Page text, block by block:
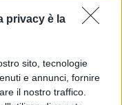
privacy è la
sito, tecnologie
e annunci, fornire
il nostro traffico.
dice lei stessa
nella loro storia,